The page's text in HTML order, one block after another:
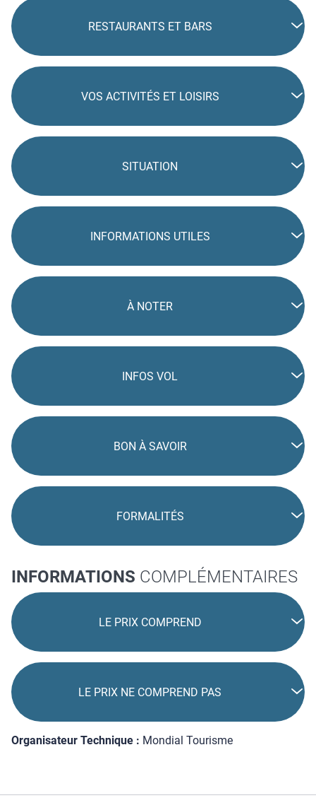
RESTAURANTS ET BARS
VOS ACTIVITÉS ET LOISIRS
SITUATION
INFORMATIONS UTILES
À NOTER
INFOS VOL
BON À SAVOIR
FORMALITÉS
INFORMATIONS COMPLÉMENTAIRES
LE PRIX COMPREND
LE PRIX NE COMPREND PAS
Organisateur Technique : Mondial Tourisme